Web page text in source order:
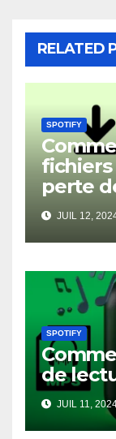
RELATED
SPOTIFY
fichiers
perte
JUIL 12,
SPOTIFY
de
JUIL 11,